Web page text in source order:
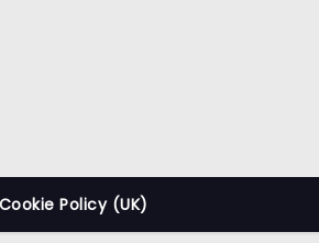
Cookie Policy (UK)